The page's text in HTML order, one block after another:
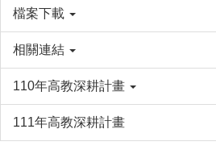
檔案下載
相關連結
110年高教深耕計畫
111年高教深耕計畫